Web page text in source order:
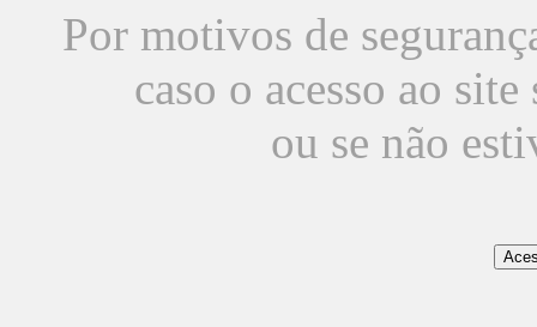
Por motivos de
caso o acesso ao
ou se não